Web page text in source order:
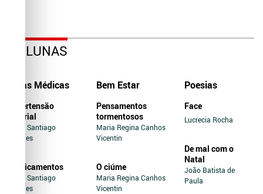
COLUNAS
Dicas Médicas
Hipertensão
Arterial
Jairo Santiago
Novaes
Medicamentos
Jairo Santiago
Novaes
Bem Estar
Pensamentos
tormentosos
Maria Regina Canhos
Vicentin
O ciúme
Maria Regina Canhos
Vicentin
Poesias
Face
Lucrecia Rocha
De mal com o
Natal
João Batista de
Paula